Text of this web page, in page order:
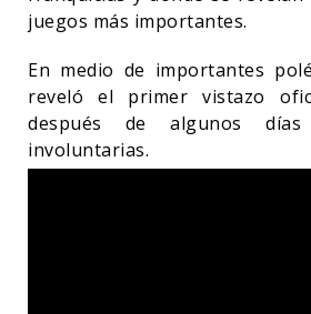
juegos más importantes.
En medio de importantes
reveló el primer vistazo
después de algunos
involuntarias.